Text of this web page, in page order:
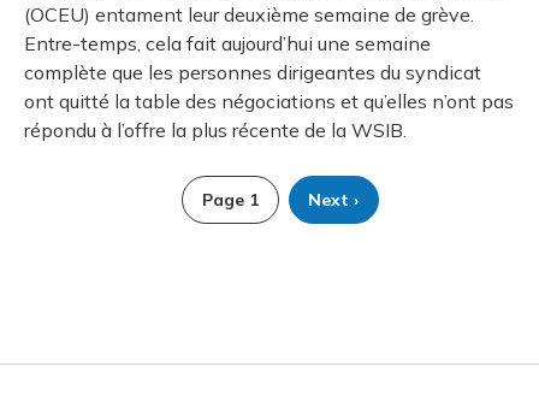
(OCEU) entament leur deuxième semaine de grève.
Entre-temps, cela fait aujourd’hui une semaine
complète que les personnes dirigeantes du syndicat
ont quitté la table des négociations et qu’elles n’ont pas
répondu à l’offre la plus récente de la WSIB.
Page 1
Next
page
Next ›